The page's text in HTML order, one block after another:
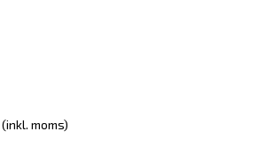
(inkl. moms)